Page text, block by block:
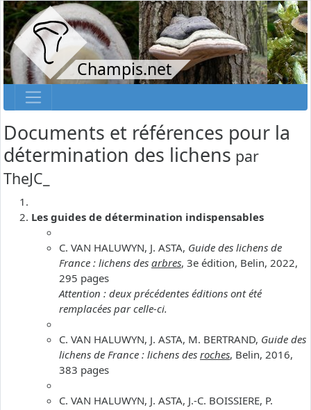
Champis.net
Documents et références pour la
détermination des lichens par
TheJC_
Les guides de détermination indispensables
C. VAN HALUWYN, J. ASTA, Guide des lichens de
France : lichens des arbres, 3e édition, Belin, 2022,
295 pages
Attention : deux précédentes éditions ont été
remplacées par celle-ci.
C. VAN HALUWYN, J. ASTA, M. BERTRAND, Guide des
lichens de France : lichens des roches, Belin, 2016,
383 pages
C. VAN HALUWYN, J. ASTA, J.-C. BOISSIERE, P.